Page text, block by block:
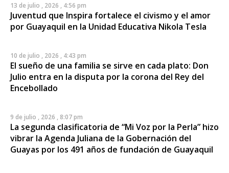
13 de julio , 2026 , 4:56 pm
Juventud que Inspira fortalece el civismo y el amor
por Guayaquil en la Unidad Educativa Nikola Tesla
10 de julio , 2026 , 4:43 pm
El sueño de una familia se sirve en cada plato: Don
Julio entra en la disputa por la corona del Rey del
Encebollado
9 de julio , 2026 , 8:07 pm
La segunda clasificatoria de “Mi Voz por la Perla” hizo
vibrar la Agenda Juliana de la Gobernación del
Guayas por los 491 años de fundación de Guayaquil